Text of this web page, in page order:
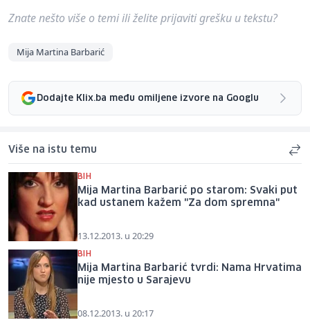
Znate nešto više o temi ili želite prijaviti grešku u tekstu?
Mija Martina Barbarić
Dodajte Klix.ba među omiljene izvore na Googlu
Više na istu temu
BIH
Mija Martina Barbarić po starom: Svaki put
kad ustanem kažem "Za dom spremna"
13.12.2013. u 20:29
BIH
Mija Martina Barbarić tvrdi: Nama Hrvatima
nije mjesto u Sarajevu
08.12.2013. u 20:17